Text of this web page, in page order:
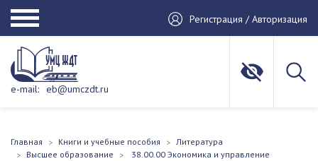
Регистрация / Авторизация
e-mail: eb@umczdt.ru
Главная Книги и учебные пособия
Литература
Высшее образование
38.00.00 Экономика и управление